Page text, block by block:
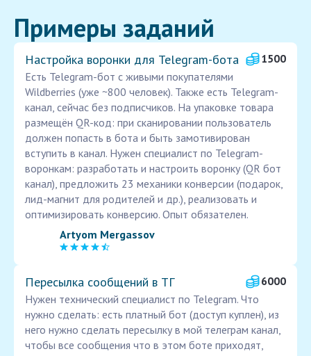
Примеры заданий
Настройка воронки для Telegram-бота
1500
Есть Telegram-бот с живыми покупателями
Wildberries (уже ~800 человек). Также есть Telegram-
канал, сейчас без подписчиков. На упаковке товара
размещён QR-код: при сканировании пользователь
должен попасть в бота и быть замотивирован
вступить в канал. Нужен специалист по Telegram-
воронкам: разработать и настроить воронку (QR бот
канал), предложить 23 механики конверсии (подарок,
лид-магнит для родителей и др.), реализовать и
оптимизировать конверсию. Опыт обязателен.
Artyom Mergassov
Пересылка сообщений в ТГ
6000
Нужен технический специалист по Telegram. Что
нужно сделать: есть платный бот (доступ куплен), из
него нужно сделать пересылку в мой телеграм канал,
чтобы все сообщения что в этом боте приходят,